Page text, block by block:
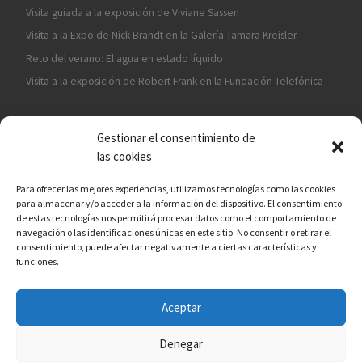
Gestionar el consentimiento de
las cookies
Para ofrecer las mejores experiencias, utilizamos tecnologías como las cookies
para almacenar y/o acceder a la información del dispositivo. El consentimiento
de estas tecnologías nos permitirá procesar datos como el comportamiento de
navegación o las identificaciones únicas en este sitio. No consentir o retirar el
consentimiento, puede afectar negativamente a ciertas características y
funciones.
Aceptar
Denegar
Visita guiada a la exposición de Viviane Sassen
Visita a la Expo de Nick Brandt en la Galería Tamara Kreisler
Reto del verano: El agua en estado líquido
Visita a la exposición de Robert Frank en la Fundación Telefónica
¡ASÓCIATE A CÁMARA EN MANO!
© 2026Asociación fotográfica Cámara en mano– Todos los
derechos reservados